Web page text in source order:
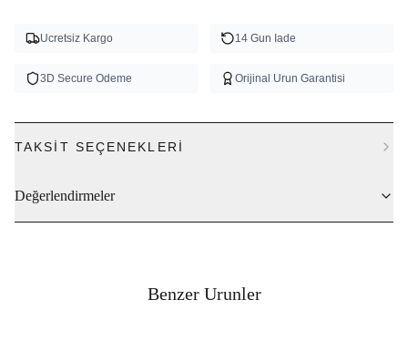
Ucretsiz Kargo 14 Gun Iade
3D Secure Odeme Orijinal Urun Garantisi
TAKSIT SEÇENEKLERI
Değerlendirmeler
Benzer Urunler